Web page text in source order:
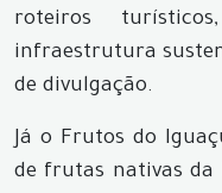
roteiros
infraestrutura
de divulgação.
Já o Frutos do
de frutas nativas